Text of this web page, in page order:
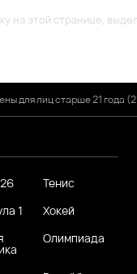
на этой странице,
для лиц старше 21 года
Тенис
1
Хокей
Олимпиада